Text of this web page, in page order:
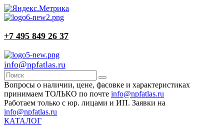
+7 495 849 26 37
info@npfatlas.ru
Вопросы о наличии, цене, фасовке и характеристиках
принимаем ТОЛЬКО по почте info@npfatlas.ru
Работаем только с юр. лицами и ИП. Заявки на
info@npfatlas.ru
КАТАЛОГ